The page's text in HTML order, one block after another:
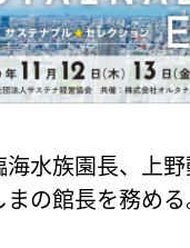
水族園長、上
の館長を務める